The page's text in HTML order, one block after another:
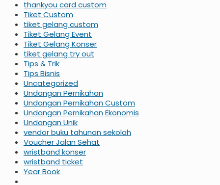
thankyou card custom
Tiket Custom
tiket gelang custom
Tiket Gelang Event
Tiket Gelang Konser
tiket gelang try out
Tips & Trik
Tips Bisnis
Uncategorized
Undangan Pernikahan
Undangan Pernikahan Custom
Undangan Pernikahan Ekonomis
Undangan Unik
vendor buku tahunan sekolah
Voucher Jalan Sehat
wristband konser
wristband ticket
Year Book